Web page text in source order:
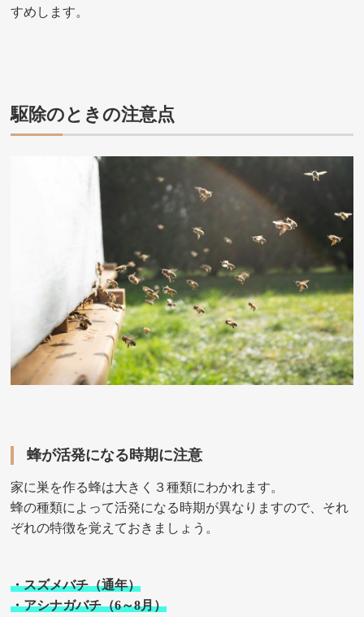
すめします。
駆除のときの注意点
蜂が活発になる時期に注意
家に巣を作る蜂は大きく３種類にわかれます。
蜂の種類によって活発になる時期が異なりますので、それ
ぞれの特徴を覚えておきましょう。
・スズメバチ（通年）
・アシナガバチ（6～8月）